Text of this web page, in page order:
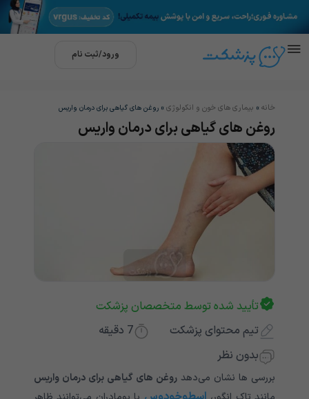
ورود/ثبت نام
خانه » بیماری های خون و انکولوژی » روغن های گیاهی برای درمان واریس
روغن های گیاهی برای درمان واریس
تأیید شده توسط متخصصان پزشکت
تیم محتوای پزشکت
7 دقیقه
بدون نظر
بررسی ها نشان می‌دهد روغن های گیاهی برای درمان واریس